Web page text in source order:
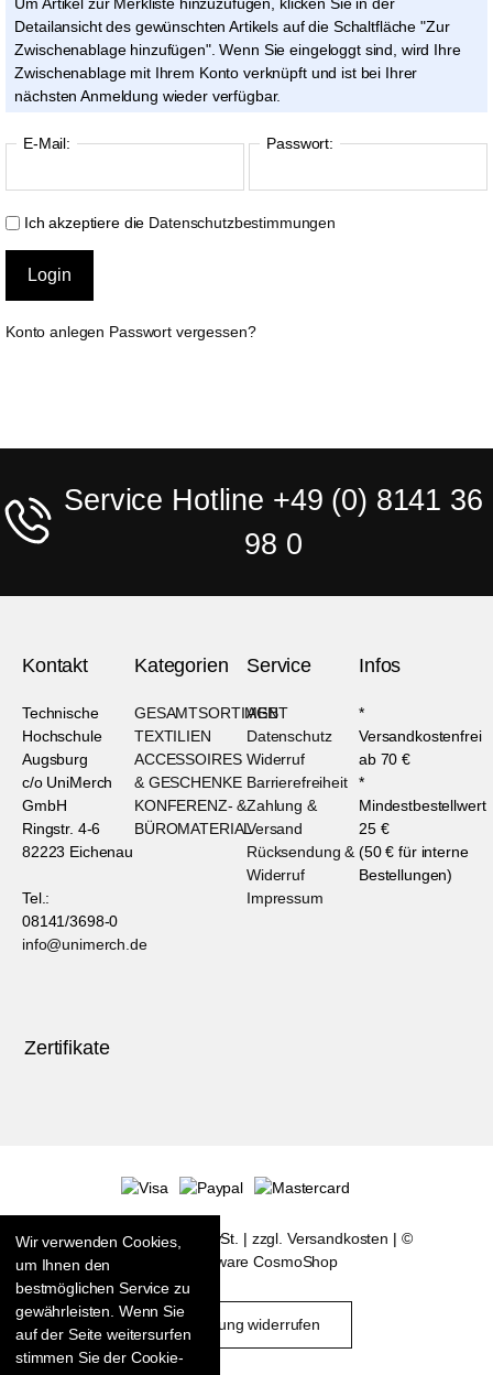
Wir verwenden Cookies,
um Ihnen den
bestmöglichen Service zu
gewährleisten. Wenn Sie
auf der Seite weitersurfen
stimmen Sie der Cookie-
Detailansicht des gewünschten Artikels auf die Schaltfläche "Zur
Zwischenablage hinzufügen". Wenn Sie eingeloggt sind, wird Ihre
Zwischenablage mit Ihrem Konto verknüpft und ist bei Ihrer
nächsten Anmeldung wieder verfügbar.
E-Mail: Passwort:
Ich akzeptiere die Datenschutzbestimmungen
Konto anlegen Passwort vergessen?
Service Hotline +49 (0) 8141 36
98 0
Kontakt
Technische
Hochschule
Augsburg
c/o UniMerch
GmbH
Ringstr. 4-6
82223 Eichenau
Tel.:
08141/3698-0
info@unimerch.de
Kategorien
GESAMTSORTIMENT
TEXTILIEN
ACCESSOIRES
& GESCHENKE
KONFERENZ- &
BÜROMATERIAL
Service
AGB
Datenschutz
Widerruf
Barrierefreiheit
Zahlung &
Versand
Rücksendung &
Widerruf
Impressum
Infos
*
Versandkostenfrei
ab 70 €
*
Mindestbestellwert
25 €
(50 € für interne
Bestellungen)
Zertifikate
* Alle Preise inkl. MwSt. | zzgl. Versandkosten | ©
Shopsoftware CosmoShop
Bestellung widerrufen